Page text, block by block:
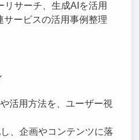
リサーチ、生成AIを活用
サービスの活用事例整理
活用方法を、ユーザー視
、企画やコンテンツに落